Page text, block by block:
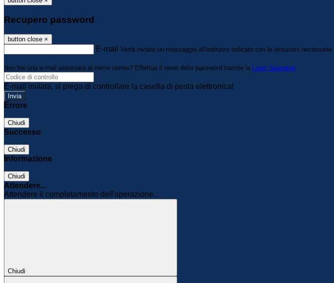
Recupero password
button close ×
E-mail Verrà inviato un messaggio all'indirizzo indicato con le istruzioni necessarie.
Non hai una e-mail associata al nome utente? Effettua il reset della password tramite la Login Spaggiari
E-mail inviata, si prega di controllare la casella di posta elettronica!
Errore
Chiudi
Successo
Chiudi
Informazione
Chiudi
Attendere...
Attendere il completamento dell'operazione...
Chiudi